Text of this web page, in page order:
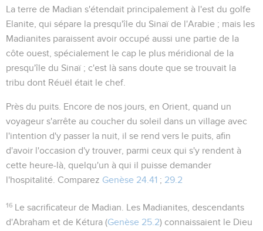
La terre de Madian s'étendait principalement à l'est du golfe
Elanite, qui sépare la presqu'île du Sinaï de l'Arabie ; mais les
Madianites paraissent avoir occupé aussi une partie de la
côte ouest, spécialement le cap le plus méridional de la
presqu'île du Sinaï ; c'est là sans doute que se trouvait la
tribu dont Réuël était le chef.
Près du puits . Encore de nos jours, en Orient, quand un
voyageur s'arrête au coucher du soleil dans un village avec
l'intention d'y passer la nuit, il se rend vers le puits, afin
d'avoir l'occasion d'y trouver, parmi ceux qui s'y rendent à
cette heure-là, quelqu'un à qui il puisse demander
l'hospitalité. Comparez Genèse 24.41 ; 29.2
16 Le sacrificateur de Madian . Les Madianites, descendants
d'Abraham et de Kétura (Genèse 25.2) connaissaient le Dieu